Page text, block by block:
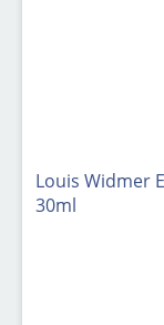
Louis Widmer
30ml